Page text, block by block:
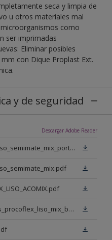
seca y limpia de
u otros materiales mal
como
ser imprimadas
Eliminar posibles
con Dique Proplast Ext.
y de seguridad
Descargar Adobe Reader
ficha_tecnica_procoflex_liso_semimate_mix_portugues.pdf
ficha_seguridad_pr_es_es_procoflex_liso_mix_bb.pdf